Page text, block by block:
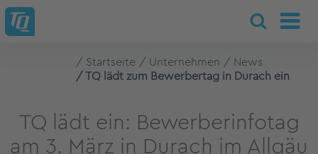
Startseite Unternehmen
News
TQ lädt zum Bewerbertag in Durach ein
TQ lädt ein: Bewerberinfotag
am 3. März in Durach im Allgäu